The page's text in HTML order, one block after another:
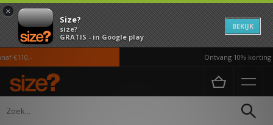
×
Size?
size?
GRATIS - in Google play
BEKIJK
€110,- Ontvang 10% korting
Home Dames